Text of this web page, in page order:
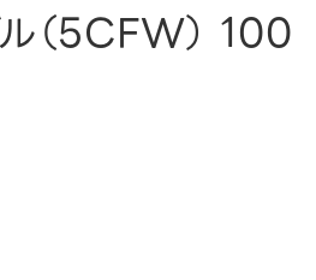
（5CFW） 100